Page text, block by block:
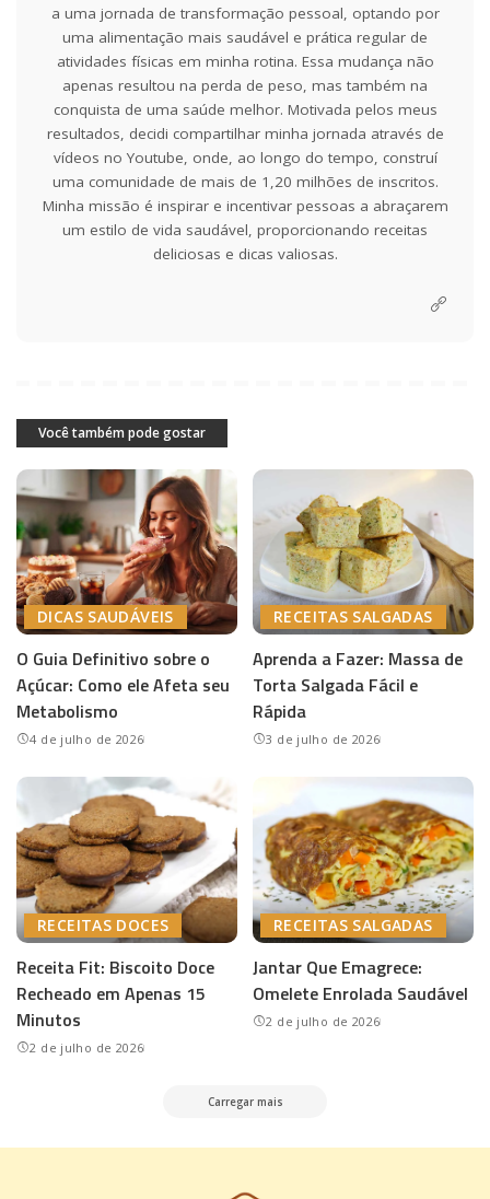
a uma jornada de transformação pessoal, optando por
uma alimentação mais saudável e prática regular de
atividades físicas em minha rotina. Essa mudança não
apenas resultou na perda de peso, mas também na
conquista de uma saúde melhor. Motivada pelos meus
resultados, decidi compartilhar minha jornada através de
vídeos no Youtube, onde, ao longo do tempo, construí
uma comunidade de mais de 1,20 milhões de inscritos.
Minha missão é inspirar e incentivar pessoas a abraçarem
um estilo de vida saudável, proporcionando receitas
deliciosas e dicas valiosas.
Você também pode gostar
DICAS SAUDÁVEIS
O Guia Definitivo sobre o
Açúcar: Como ele Afeta seu
Metabolismo
4 de julho de 2026
RECEITAS SALGADAS
Aprenda a Fazer: Massa de
Torta Salgada Fácil e
Rápida
3 de julho de 2026
RECEITAS DOCES
Receita Fit: Biscoito Doce
Recheado em Apenas 15
Minutos
2 de julho de 2026
RECEITAS SALGADAS
Jantar Que Emagrece:
Omelete Enrolada Saudável
2 de julho de 2026
Carregar mais